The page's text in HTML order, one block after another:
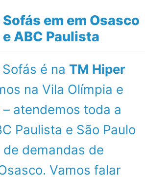
em em Osasco
e ABC Paulista
é na TM Hiper
na Vila Olímpia e
atendemos toda a
Paulista e São Paulo
demandas de
Vamos falar